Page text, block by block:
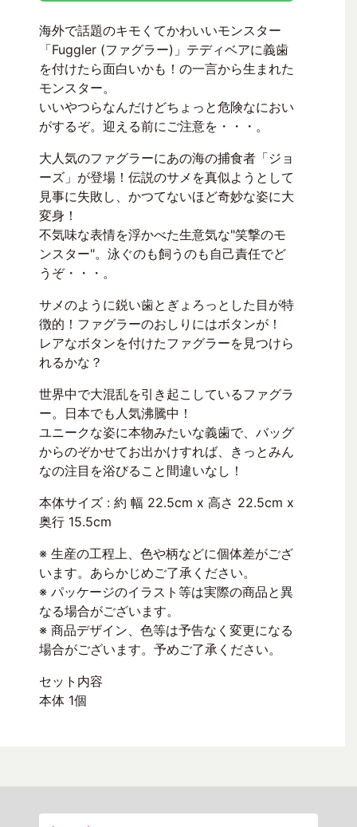
海外で話題のキモくてかわいいモンスター
「Fuggler (ファグラー)」テディベアに義歯
を付けたら面白いかも！の一言から生まれた
モンスター。
いいやつらなんだけどちょっと危険なにおい
がするぞ。迎える前にご注意を・・・。
大人気のファグラーにあの海の捕食者「ジョ
ーズ」が登場！伝説のサメを真似ようとして
見事に失敗し、かつてないほど奇妙な姿に大
変身！
不気味な表情を浮かべた生意気な"笑撃のモ
ンスター"。泳ぐのも飼うのも自己責任でど
うぞ・・・。
サメのように鋭い歯とぎょろっとした目が特
徴的！ファグラーのおしりにはボタンが！
レアなボタンを付けたファグラーを見つけら
れるかな？
世界中で大混乱を引き起こしているファグラ
ー。日本でも人気沸騰中！
ユニークな姿に本物みたいな義歯で、バッグ
からのぞかせてお出かけすれば、きっとみん
なの注目を浴びること間違いなし！
本体サイズ : 約 幅 22.5cm x 高さ 22.5cm x
奥行 15.5cm
※ 生産の工程上、色や柄などに個体差がござ
います。あらかじめご了承ください。
※ パッケージのイラスト等は実際の商品と異
なる場合がございます。
※ 商品デザイン、色等は予告なく変更になる
場合がございます。予めご了承ください。
セット内容
本体 1個